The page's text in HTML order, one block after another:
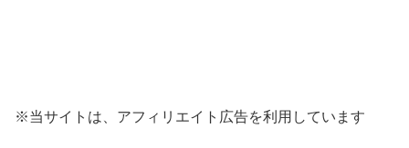
※当サイトは、アフィリエイト広告を利用しています